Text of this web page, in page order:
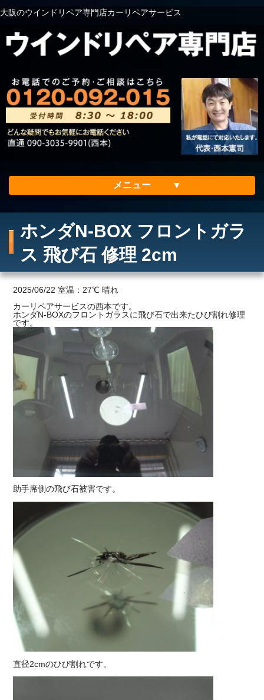
大阪のウインドリペア専門店カーリペアサービス
メニュー
会社案内
メリット
ご利用の流れ
価格
ホンダN-BOX フロントガラ
ス 飛び石 修理 2cm
2025/06/22 室温：27℃ 晴れ
カーリペアサービスの西本です。
ホンダN-BOXのフロントガラスに飛び石で出来たひび割れ修理
です。
助手席側の飛び石被害です。
直径2cmのひび割れです。